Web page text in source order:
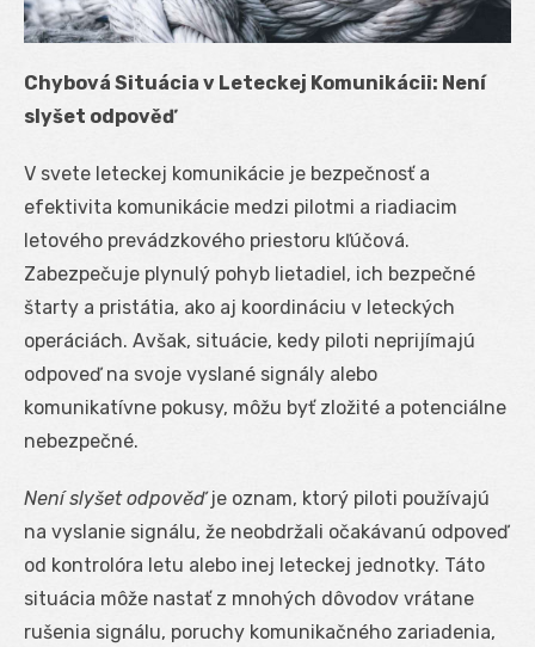
Chybová Situácia v Leteckej Komunikácii: Není
slyšet odpověď
V svete leteckej komunikácie je bezpečnosť a
efektivita komunikácie medzi pilotmi a riadiacim
letového prevádzkového priestoru kľúčová.
Zabezpečuje plynulý pohyb lietadiel, ich bezpečné
štarty a pristátia, ako aj koordináciu v leteckých
operáciách. Avšak, situácie, kedy piloti neprijímajú
odpoveď na svoje vyslané signály alebo
komunikatívne pokusy, môžu byť zložité a potenciálne
nebezpečné.
Není slyšet odpověďje oznam, ktorý piloti používajú
na vyslanie signálu, že neobdržali očakávanú odpoveď
od kontrolóra letu alebo inej leteckej jednotky. Táto
situácia môže nastať z mnohých dôvodov vrátane
rušenia signálu, poruchy komunikačného zariadenia,